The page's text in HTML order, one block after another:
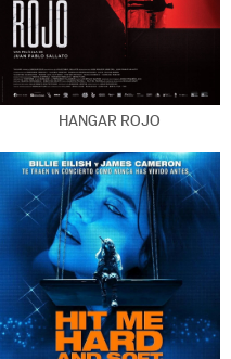
HANGAR ROJO